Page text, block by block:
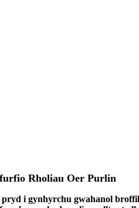
Rholiau Oer Purlin
i gynhyrchu gwahanol